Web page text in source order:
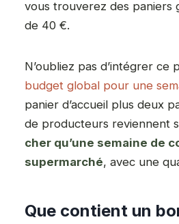
vous trouverez des paniers
de 40 €.
N’oubliez pas d’intégrer ce
budget global pour une
panier d’accueil plus deux
de producteurs reviennent
cher qu’une semaine de
supermarché, avec une
Que contient un